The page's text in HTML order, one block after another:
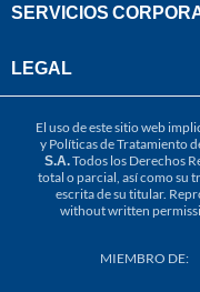
SERVICIOS
LEGAL
El uso de este sitio web
y Políticas de Tratamiento
S.A.Todos los Derechos
total o parcial, así como su
escrita de su titular.
without written
MIEMBRO DE: